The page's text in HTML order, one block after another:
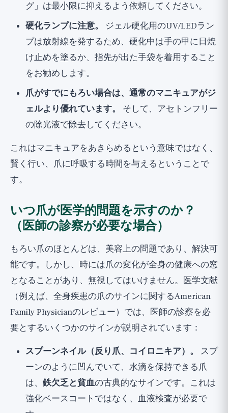
グ」は最小限に抑えるよう依頼してください。
硬化ランプに注意。
ジェル硬化用のUV/LEDラン
プは放射線を発するため、硬化中は手の甲に日焼
け止めを塗るか、指先が出た手袋を着用すること
をお勧めします。
爪がすでにもろい場合は、通常のマニキュアがジ
ェルより優れています。
そして、アセトンフリー
の除光液で除去してください。
これはマニキュアをあきらめるという意味ではなく、
賢く行い、爪に呼吸する時間を与えるということで
す。
いつ爪が医学的問題を示すのか？
（医師の診察が必要な場合）
もろい爪のほとんどは、美容上の問題であり、解決可
能です。しかし、時には爪の変化が全身の健康への窓
となることがあり、無視してはいけません。医学文献
（例えば、全身疾患の爪のサインに関するAmerican
Family Physicianのレビュー）では、医師の診察を必
要とするいくつかのサインが説明されています：
スプーンネイル（反り爪、コイロニキア）。
スプ
ーンのように凹んでいて、水滴を保持できる爪
は、 鉄欠乏と貧血の古典的なサインです。これは
強化ベースコートではなく、血液検査が必要で